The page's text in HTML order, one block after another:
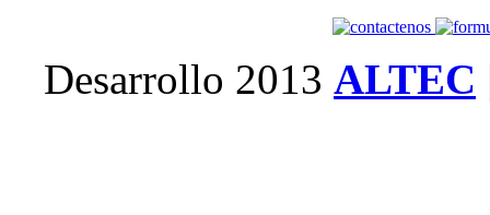
Desarrollo 2013 ALTEC